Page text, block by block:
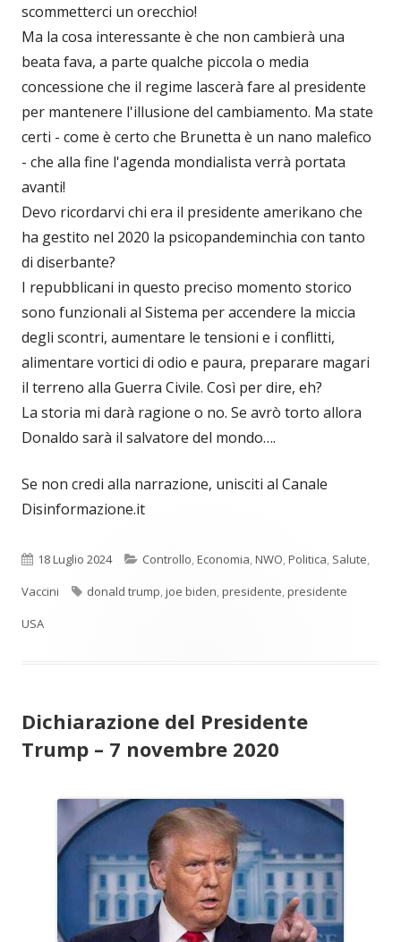
scommetterci un orecchio!
Ma la cosa interessante è che non cambierà una
beata fava, a parte qualche piccola o media
concessione che il regime lascerà fare al presidente
per mantenere l'illusione del cambiamento. Ma state
certi - come è certo che Brunetta è un nano malefico
- che alla fine l'agenda mondialista verrà portata
avanti!
Devo ricordarvi chi era il presidente amerikano che
ha gestito nel 2020 la psicopandeminchia con tanto
di diserbante?
I repubblicani in questo preciso momento storico
sono funzionali al Sistema per accendere la miccia
degli scontri, aumentare le tensioni e i conflitti,
alimentare vortici di odio e paura, preparare magari
il terreno alla Guerra Civile. Così per dire, eh?
La storia mi darà ragione o no. Se avrò torto allora
Donaldo sarà il salvatore del mondo….
Se non credi alla narrazione, unisciti al Canale
Disinformazione.it
Pubblicato
18 Luglio 2024 Categorie
Controllo,Economia,NWO,Politica, Salute,
Vaccini
Tag
donald trump,joe biden,presidente,presidente
USA
Dichiarazione del Presidente
Trump – 7 novembre 2020